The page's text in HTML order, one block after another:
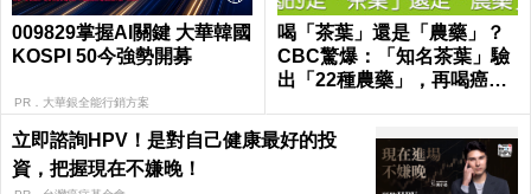
009829掌握AI關鍵 大華韓國
KOSPI 50今強勢開募
PR．大華銀全能行銷方案
喝「茶葉」還是「農藥」？
CBC驚爆：「知名茶葉」驗
出「22種農藥」，再喝癌
日健康 Health
立即諮詢HPV！是對自己健康最好的投
資，把握現在不嫌晚！